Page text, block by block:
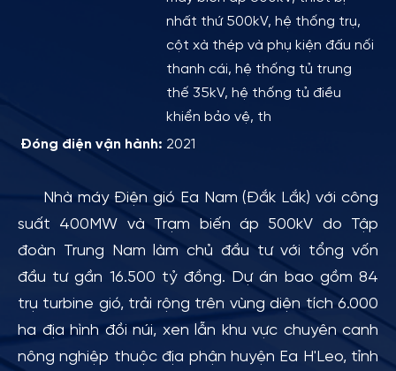
nhất thứ 500kV, hệ thống trụ,
cột xà thép và phụ kiện đấu nối
thanh cái, hệ thống tủ trung
thế 35kV, hệ thống tủ điều
khiển bảo vệ, th
Đóng điện vận hành: 2021
Nhà máy Điện gió Ea Nam (Đắk Lắk) với công
suất 400MW và Trạm biến áp 500kV do Tập
đoàn Trung Nam làm chủ đầu tư với tổng vốn
đầu tư gần 16.500 tỷ đồng. Dự án bao gồm 84
trụ turbine gió, trải rộng trên vùng diện tích 6.000
ha địa hình đồi núi, xen lẫn khu vực chuyên canh
nông nghiệp thuộc địa phận huyện Ea H'Leo, tỉnh